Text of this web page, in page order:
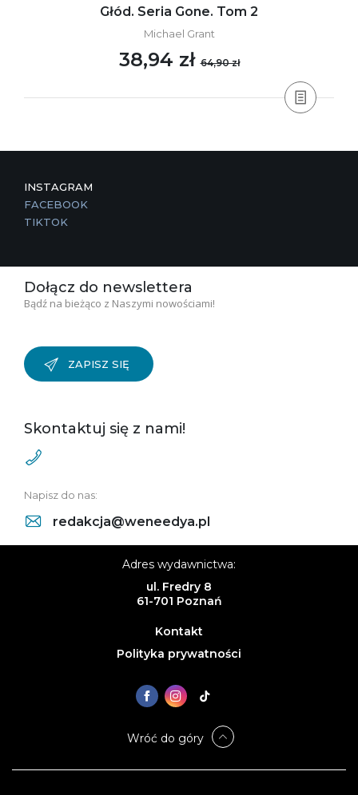
Głód. Seria Gone. Tom 2
Michael Grant
38,94 zł64,90 zł
INSTAGRAM
FACEBOOK
TIKTOK
Dołącz do newslettera
Bądź na bieżąco z Naszymi nowościami!
ZAPISZ SIĘ
Skontaktuj się z nami!
Napisz do nas:
redakcja@weneedya.pl
Adres wydawnictwa:
ul. Fredry 8
61-701 Poznań
Kontakt
Polityka prywatności
Wróć do góry